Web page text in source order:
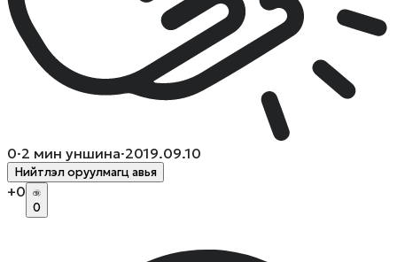
0·2 мин уншина·2019.09.10
Нийтлэл оруулмагц авья
+0
0